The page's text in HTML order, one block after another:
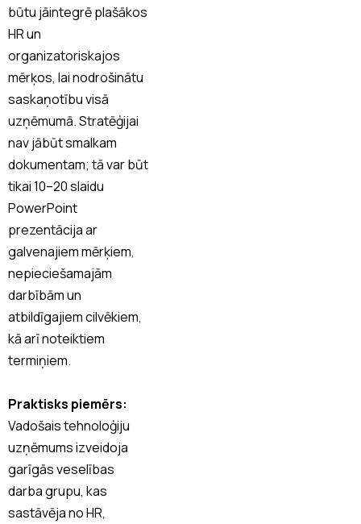
būtu jāintegrē plašākos
HR un
organizatoriskajos
mērķos, lai nodrošinātu
saskaņotību visā
uzņēmumā. Stratēģijai
nav jābūt smalkam
dokumentam; tā var būt
tikai 10–20 slaidu
PowerPoint
prezentācija ar
galvenajiem mērķiem,
nepieciešamajām
darbībām un
atbildīgajiem cilvēkiem,
kā arī noteiktiem
termiņiem.
Praktisks piemērs:
Vadošais tehnoloģiju
uzņēmums izveidoja
garīgās veselības
darba grupu, kas
sastāvēja no HR,